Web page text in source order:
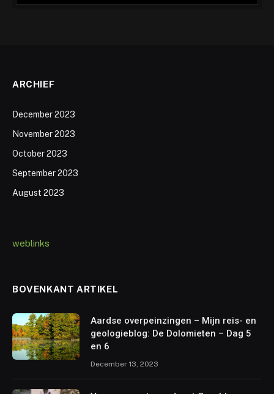
ARCHIEF
December 2023
November 2023
October 2023
September 2023
August 2023
weblinks
BOVENKANT ARTIKEL
Aardse overpeinzingen – Mijn reis- en
geologieblog: De Dolomieten – Dag 5
en 6
December 13, 2023